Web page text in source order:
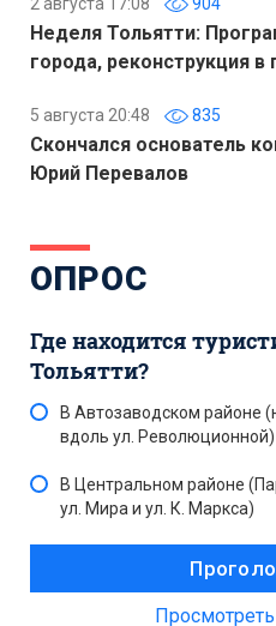
Неделя Тольятти:
города, реконструкция
5 августа 20:48 835
Скончался основатель
Юрий Перевалов
ОПРОС
Где находится
Тольятти?
В Автозаводском районе
вдоль ул. Революционной)
В Центральном районе
ул. Мира и ул. К. Маркса)